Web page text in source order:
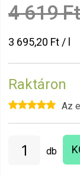
4 619 Ft
3 695,20 Ft / l
Raktáron
Az
db